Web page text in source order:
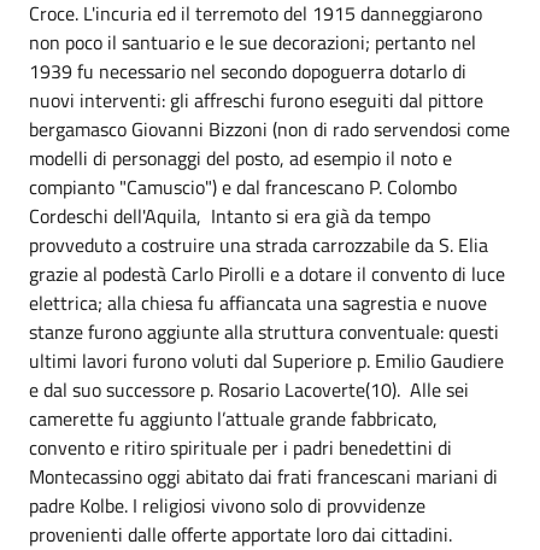
Croce. L'incuria ed il terremoto del 1915 danneggiarono
non poco il santuario e le sue decorazioni; pertanto nel
1939 fu necessario nel secondo dopoguerra dotarlo di
nuovi interventi: gli affreschi furono eseguiti dal pittore
bergamasco Giovanni Bizzoni (non di rado servendosi come
modelli di personaggi del posto, ad esempio il noto e
compianto "Camuscio") e dal francescano P. Colombo
Cordeschi dell'Aquila, Intanto si era già da tempo
provveduto a costruire una strada carrozzabile da S. Elia
grazie al podestà Carlo Pirolli e a dotare il convento di luce
elettrica; alla chiesa fu affiancata una sagrestia e nuove
stanze furono aggiunte alla struttura conventuale: questi
ultimi lavori furono voluti dal Superiore p. Emilio Gaudiere
e dal suo successore p. Rosario Lacoverte(10). Alle sei
camerette fu aggiunto l’attuale grande fabbricato,
convento e ritiro spirituale per i padri benedettini di
Montecassino oggi abitato dai frati francescani mariani di
padre Kolbe. I religiosi vivono solo di provvidenze
provenienti dalle offerte apportate loro dai cittadini.